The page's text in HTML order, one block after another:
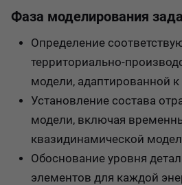
Фаза моделирования
Определение
территориально-
модели, адаптированной
Установление состава
модели, включая
квазидинамической
Обоснование уровня
элементов для каждой